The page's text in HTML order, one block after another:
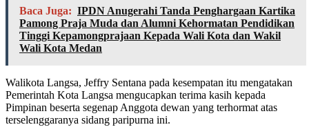
Baca Juga: IPDN Anugerahi Tanda Penghargaan Kartika
Pamong Praja Muda dan Alumni Kehormatan Pendidikan
Tinggi Kepamongprajaan Kepada Wali Kota dan Wakil
Wali Kota Medan
Walikota Langsa, Jeffry Sentana pada kesempatan itu mengatakan
Pemerintah Kota Langsa mengucapkan terima kasih kepada
Pimpinan beserta segenap Anggota dewan yang terhormat atas
terselenggaranya sidang paripurna ini.